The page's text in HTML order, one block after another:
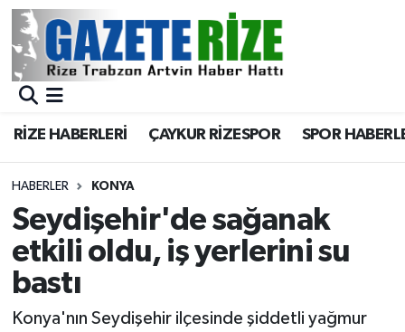
RİZE HABERLERİ ÇAYKUR RİZESPOR SPOR
HABERLER KONYA
Seydişehir'de sağanak
etkili oldu, iş yerlerini su
bastı
Konya'nın Seydişehir ilçesinde şiddetli yağmur
BÖLGEMİZ
Asayiş
Rize Jandarma Komutanlığı
Bilim Teknoloji
Merkez Nöbetçi Eczaneler
Merkez Trafik Yoğunluk Haritası
Süper Lig Puan Durumu ve Fikstür
Tüm Manşetler